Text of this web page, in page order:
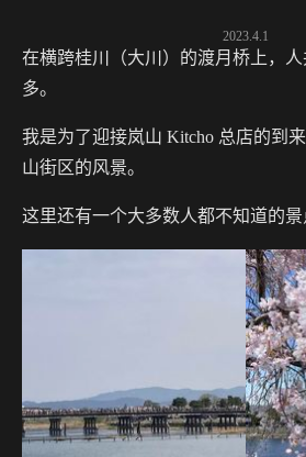
2023.4.1
在横跨桂川（大川）的渡月桥上，
多。
我是为了迎接岚山 Kitcho 总店的到
山街区的风景。
这里还有一个大多数人都不知道的景